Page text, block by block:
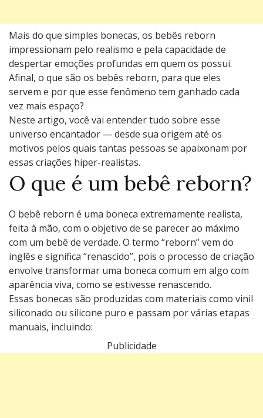
Mais do que simples bonecas, os bebês reborn
impressionam pelo realismo e pela capacidade de
despertar emoções profundas em quem os possui.
Afinal, o que são os bebês reborn, para que eles
servem e por que esse fenômeno tem ganhado cada
vez mais espaço?
Neste artigo, você vai entender tudo sobre esse
universo encantador — desde sua origem até os
motivos pelos quais tantas pessoas se apaixonam por
essas criações hiper-realistas.
O que é um bebê reborn?
O bebê reborn é uma boneca extremamente realista,
feita à mão, com o objetivo de se parecer ao máximo
com um bebê de verdade. O termo “reborn” vem do
inglês e significa “renascido”, pois o processo de criação
envolve transformar uma boneca comum em algo com
aparência viva, como se estivesse renascendo.
Essas bonecas são produzidas com materiais como vinil
siliconado ou silicone puro e passam por várias etapas
manuais, incluindo:
Publicidade